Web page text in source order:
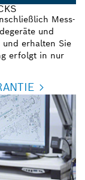
Mess-
und
und erhalten Sie
erfolgt in nur